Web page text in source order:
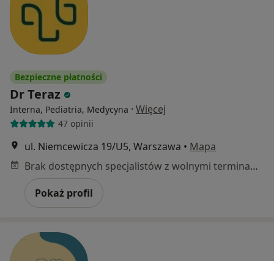
Bezpieczne płatności
Dr Teraz
Interna, Pediatria, Medycyna · Więcej
47 opinii
ul. Niemcewicza 19/U5, Warszawa • Mapa
Brak dostępnych specjalistów z wolnymi terminami w tym centrum medycznym.
Pokaż profil